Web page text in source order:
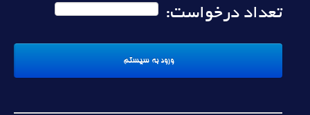
تعداد درخواست: